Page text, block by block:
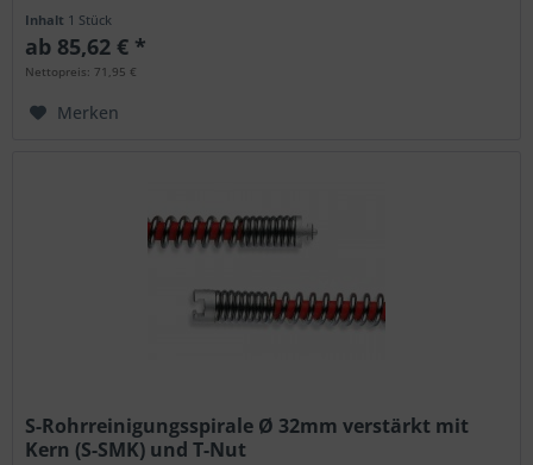
Inhalt 1 Stück
ab 85,62 € *
Nettopreis: 71,95 €
Merken
S-Rohrreinigungsspirale Ø 32mm verstärkt mit
Kern (S-SMK) und T-Nut